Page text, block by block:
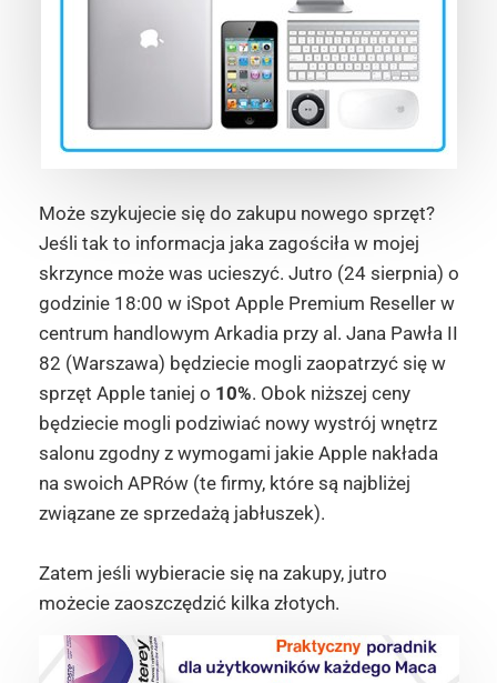
Może szykujecie się do zakupu nowego sprzęt?
Jeśli tak to informacja jaka zagościła w mojej
skrzynce może was ucieszyć. Jutro (24 sierpnia) o
godzinie 18:00 w iSpot Apple Premium Reseller w
centrum handlowym Arkadia przy al. Jana Pawła II
82 (Warszawa) będziecie mogli zaopatrzyć się w
sprzęt Apple taniej o 10%. Obok niższej ceny
będziecie mogli podziwiać nowy wystrój wnętrz
salonu zgodny z wymogami jakie Apple nakłada
na swoich APRów (te firmy, które są najbliżej
związane ze sprzedażą jabłuszek).
Zatem jeśli wybieracie się na zakupy, jutro
możecie zaoszczędzić kilka złotych.